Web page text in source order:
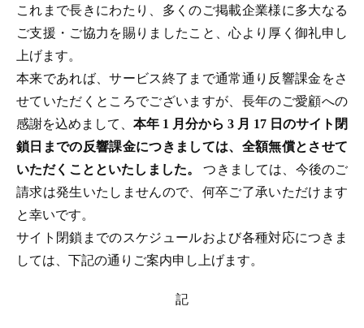
これまで長きにわたり、多くのご掲載企業様に多大なる
ご支援・ご協力を賜りましたこと、心より厚く御礼申し
上げます。
本来であれば、サービス終了まで通常通り反響課金をさ
せていただくところでございますが、長年のご愛顧への
感謝を込めまして、 本年 1 月分から 3 月 17 日のサイト閉
鎖日までの反響課金につきましては、全額無償とさせて
いただくことといたしました。つきましては、今後のご
請求は発生いたしませんので、何卒ご了承いただけます
と幸いです。
サイト閉鎖までのスケジュールおよび各種対応につきま
しては、下記の通りご案内申し上げます。
記